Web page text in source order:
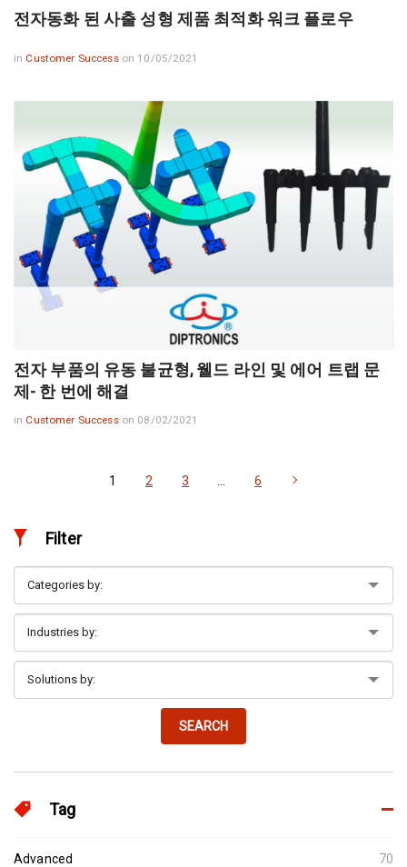
전자동화 된 사출 성형 제품 최적화 워크 플로우
in Customer Success on 10/05/2021
전자 부품의 유동 불균형, 웰드 라인 및 에어 트랩 문
제- 한 번에 해결
in Customer Success on 08/02/2021
1 2 3 6
Filter
SEARCH
Tag
Advanced 70